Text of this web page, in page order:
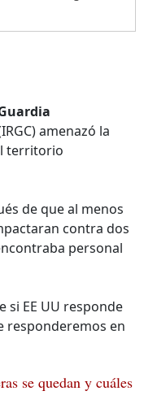
amenazó la
territorio
de que al menos
contra dos
personal
si EE UU responde
responderemos en
se quedan y cuáles